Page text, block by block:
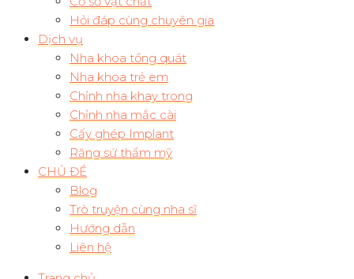
Hỏi đáp cùng chuyên gia
Dịch vụ
Nha khoa tổng quát
Nha khoa trẻ em
Chỉnh nha khay trong
Chỉnh nha mắc cài
Cấy ghép Implant
Răng sứ thẩm mỹ
CHỦ ĐỀ
Blog
Trò truyện cùng nha sĩ
Hướng dẫn
Liên hệ